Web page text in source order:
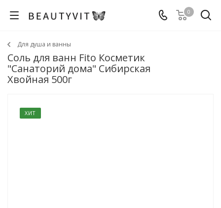
0
Для душа и ванны
Соль для ванн Fito Косметик
"Санаторий дома" Сибирская
Хвойная 500г
ХИТ